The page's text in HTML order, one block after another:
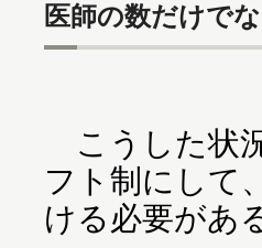
医師の数だけで
こうした状
フト制にして
ける必要があ